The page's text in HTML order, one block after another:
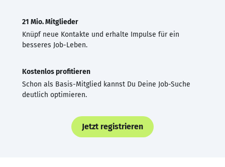
21 Mio. Mitglieder
Knüpf neue Kontakte und erhalte Impulse für ein
besseres Job-Leben.
Kostenlos profitieren
Schon als Basis-Mitglied kannst Du Deine Job-Suche
deutlich optimieren.
Jetzt registrieren